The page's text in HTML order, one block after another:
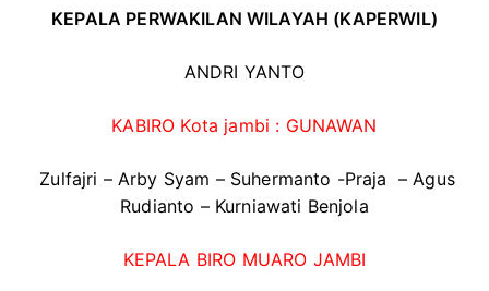
KEPALA PERWAKILAN WILAYAH (KAPERWIL)
ANDRI YANTO
KABIRO Kota jambi : GUNAWAN
Zulfajri – Arby Syam – Suhermanto -Praja – Agus
Rudianto – Kurniawati Benjola
KEPALA BIRO MUARO JAMBI